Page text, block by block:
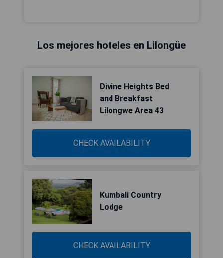
Los mejores hoteles en Lilongüe
Divine Heights Bed
and Breakfast
Lilongwe Area 43
CHECK AVAILABILITY
Kumbali Country
Lodge
CHECK AVAILABILITY